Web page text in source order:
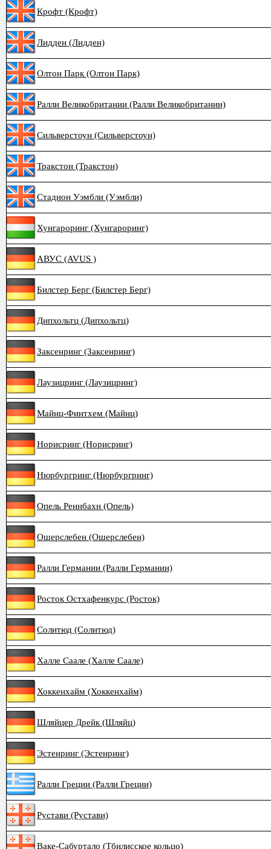
Крофт (Крофт)
Лидден (Лидден)
Олтон Парк (Олтон Парк)
Ралли Великобритании (Ралли Великобритании)
Сильверстоун (Сильверстоун)
Тракстон (Тракстон)
Стадион Уэмбли (Уэмбли)
Хунгароринг (Хунгароринг)
АВУС (AVUS )
Билстер Берг (Билстер Берг)
Дипхольтц (Дипхольтц)
Заксенринг (Заксенринг)
Лаузицринг (Лаузицринг)
Майнц-Финтхем (Майнц)
Норисринг (Норисринг)
Нюрбургринг (Нюрбургринг)
Опель Реннбахн (Опель)
Ошерслебен (Ошерслебен)
Ралли Германии (Ралли Германии)
Росток Остхафенкурс (Росток)
Солитюд (Солитюд)
Халле Саале (Халле Саале)
Хоккенхайм (Хоккенхайм)
Шляйцер Дрейк (Шляйц)
Эстенринг (Эстенринг)
Ралли Греции (Ралли Греции)
Рустави (Рустави)
Ваке-Сабуртало (Тбилисское кольцо)